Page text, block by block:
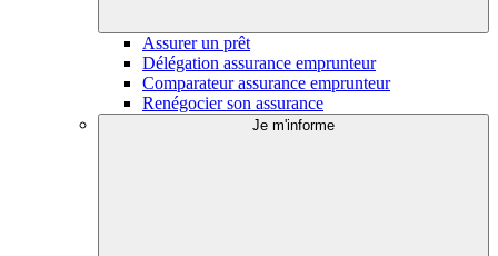
Assurer un prêt
Délégation assurance emprunteur
Comparateur assurance emprunteur
Renégocier son assurance
Je m'informe